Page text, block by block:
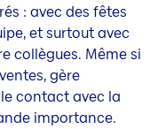
: avec des fêtes
et surtout avec
collègues. Même si
gère
le contact avec la
importance.